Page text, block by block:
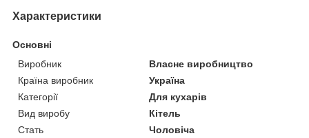
Характеристики
Основні
Виробник
Власне виробництво
Країна виробник
Україна
Категорії
Для кухарів
Вид виробу
Кітель
Стать
Чоловіча